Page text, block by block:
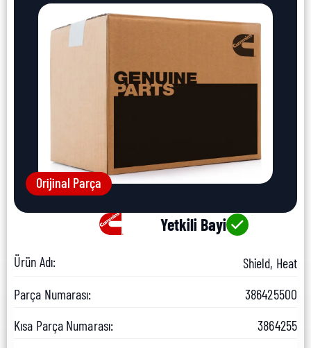
Orijinal Parça
Yetkili Bayi
Ürün Adı:
Shield, Heat
Parça Numarası:
386425500
Kısa Parça Numarası:
3864255